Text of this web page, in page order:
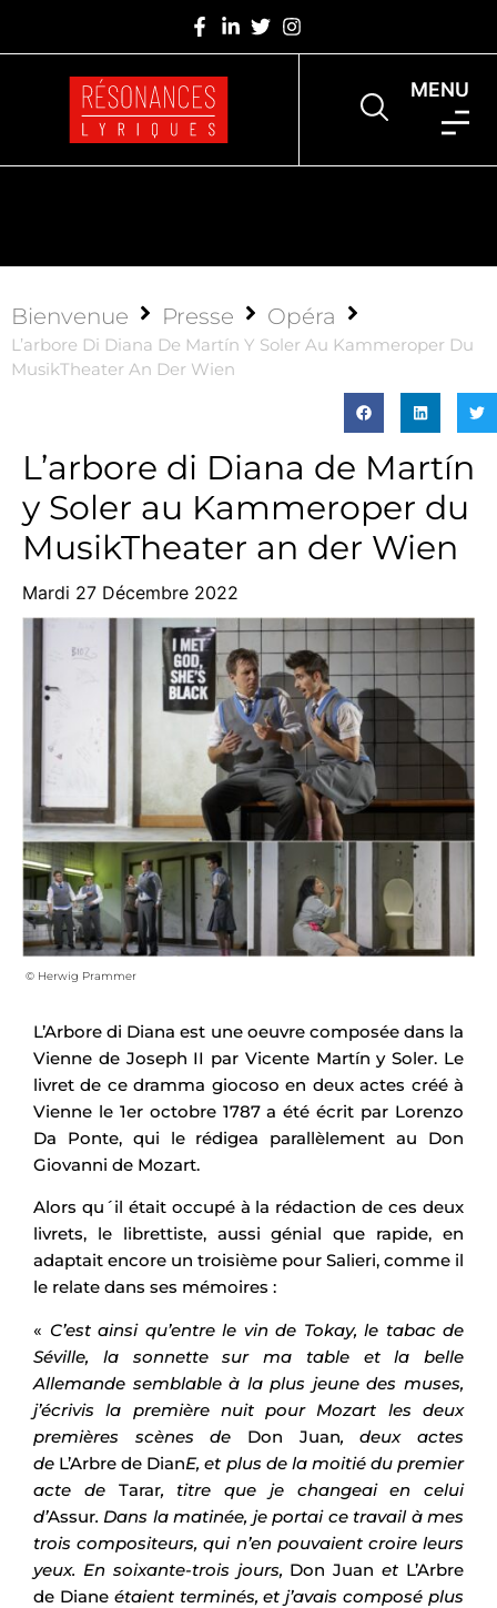
MENU
Bienvenue Presse Opéra
L’arbore Di Diana De Martín Y Soler Au Kammeroper Du
MusikTheater An Der Wien
L’arbore di Diana de Martín
y Soler au Kammeroper du
MusikTheater an der Wien
Mardi 27 Décembre 2022
© Herwig Prammer
L’Arbore di Diana est une oeuvre composée dans la
Vienne de Joseph II par Vicente Martín y Soler. Le
livret de ce dramma giocoso en deux actes créé à
Vienne le 1er octobre 1787 a été écrit par Lorenzo
Da Ponte, qui le rédigea parallèlement au Don
Giovanni de Mozart.
Alors qu´il était occupé à la rédaction de ces deux
livrets, le librettiste, aussi génial que rapide, en
adaptait encore un troisième pour Salieri, comme il
le relate dans ses mémoires :
« C’est ainsi qu’entre le vin de Tokay, le tabac de
Séville, la sonnette sur ma table et la belle
Allemande semblable à la plus jeune des muses,
j’écrivis la première nuit pour Mozart les deux
premières scènes de Don Juan, deux actes
de L’Arbre de DianE, et plus de la moitié du premier
acte deTarar, titre que je changeai en celui
d’Assur. Dans la matinée, je portai ce travail à mes
trois compositeurs, qui n’en pouvaient croire leurs
yeux. En soixante-trois jours, Don Juanet L’Arbre
de Diane étaient terminés, et j’avais composé plus